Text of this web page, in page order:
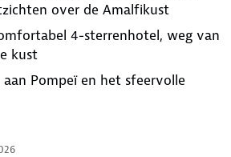
over de Amalfikust
4-sterrenhotel, weg van
kust
Pompeï en het sfeervolle